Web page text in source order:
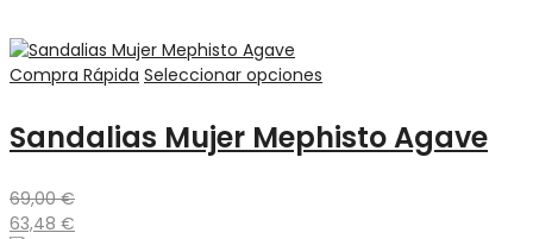
Compra Rápida Seleccionar opciones
Sandalias Mujer Mephisto Agave
69,00€
63,48 €